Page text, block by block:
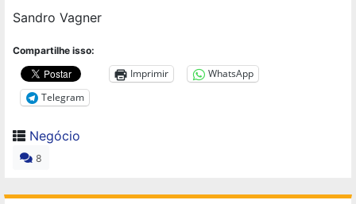
Sandro Vagner
Compartilhe isso:
Imprimir
WhatsApp
Telegram
Negócio
8